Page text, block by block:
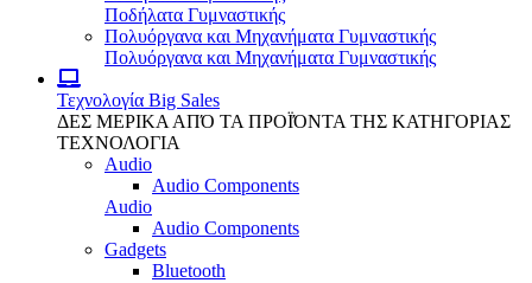
Ποδήλατα Γυμναστικής
Πολυόργανα και Μηχανήματα Γυμναστικής
Πολυόργανα και Μηχανήματα Γυμναστικής
Τεχνολογία Big Sales
ΔΕΣ ΜΕΡΙΚΑ ΑΠΌ ΤΑ ΠΡΟΪΌΝΤΑ ΤΗΣ ΚΑΤΗΓΟΡΙΑΣ
ΤΕΧΝΟΛΟΓΙΑ
Audio
Audio Components
Audio
Audio Components
Gadgets
Bluetooth